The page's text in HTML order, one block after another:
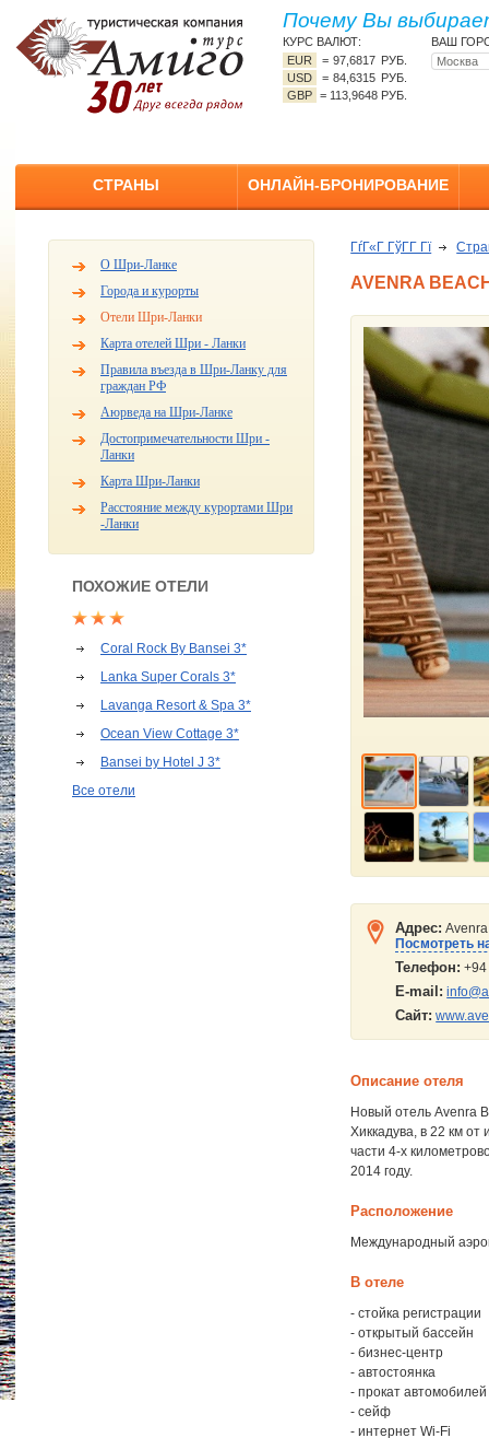
Почему Вы
КУРС ВАЛЮТ:
EUR
=97,6817 РУБ.
USD
=84,6315 РУБ.
GBP = 113,9648 РУБ.
ВАШ
СТРАНЫ ОНЛАЙН-БРОНИРОВАНИЕ
О Шри-Ланке
Города и курорты
Отели Шри-Ланки
Карта отелей Шри - Ланки
Правила въезда в Шри-Ланку для
граждан РФ
Аюрведа на Шри-Ланке
Достопримечательности Шри -
Ланки
Карта Шри-Ланки
Расстояние между курортами Шри
-Ланки
ПОХОЖИЕ ОТЕЛИ
Coral Rock By Bansei 3*
Lanka Super Corals 3*
Lavanga Resort & Spa 3*
Ocean View Cottage 3*
Bansei by Hotel J 3*
Все отели
ГѓГ«Г ГўГ­Г Гї
AVENRA
Адрес:
Посмотреть
Телефон:
E-mail:
Сайт:
Описание отеля
Новый отель Avenra
Хиккадува, в 22 км от
части 4-х
2014 году.
Расположение
Международный
В отеле
- стойка регистрации
- открытый бассейн
- бизнес-центр
- автостоянка
- прокат автомобилей
- сейф
- интернет Wi-Fi